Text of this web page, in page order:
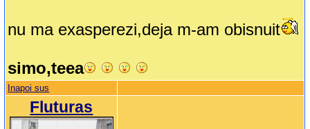
nu ma exasperezi,deja m-am obisnuit
simo,teea
Inapoi sus
Fluturas